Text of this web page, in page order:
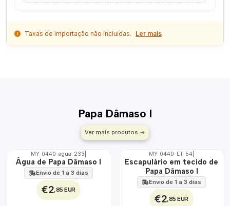
Taxas de importação não incluídas. Ler mais
Papa Dâmaso I
Ver mais produtos
🇵🇹
100%
MY-0440-agua-233
Água de Papa Dâmaso I
Envio de 1 a 3 dias
€2 ,85 EUR
🇵🇹
ÁGUA
MY-0440-ET-54
Escapulário em tecido de
Papa Dâmaso I
Envio de 1 a 3 dias
€2 ,85 EUR